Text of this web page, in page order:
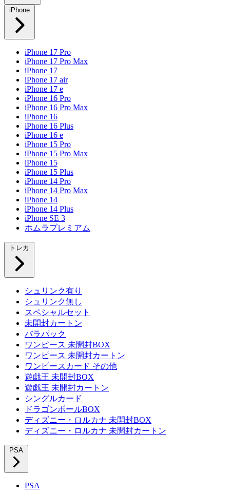
iPhone
iPhone 17 Pro
iPhone 17 Pro Max
iPhone 17
iPhone 17 air
iPhone 17 e
iPhone 16 Pro
iPhone 16 Pro Max
iPhone 16
iPhone 16 Plus
iPhone 16 e
iPhone 15 Pro
iPhone 15 Pro Max
iPhone 15
iPhone 15 Plus
iPhone 14 Pro
iPhone 14 Pro Max
iPhone 14
iPhone 14 Plus
iPhone SE 3
ホムラプレミアム
トレカ
シュリンク有り
シュリンク無し
スペシャルセット
未開封カートン
バラパック
ワンピース 未開封BOX
ワンピース 未開封カートン
ワンピースカード その他
遊戯王 未開封BOX
遊戯王 未開封カートン
シングルカード
ドラゴンボールBOX
ディズニー・ロルカナ 未開封BOX
ディズニー・ロルカナ 未開封カートン
PSA
PSA